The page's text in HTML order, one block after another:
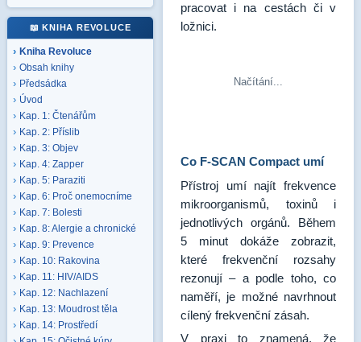
📖 KNIHA REVOLUCE
Kniha Revoluce
Obsah knihy
Předsádka
Úvod
Kap. 1: Čtenářům
Kap. 2: Příslib
Kap. 3: Objev
Kap. 4: Zapper
Kap. 5: Paraziti
Kap. 6: Proč onemocníme
Kap. 7: Bolesti
Kap. 8: Alergie a chronické
Kap. 9: Prevence
Kap. 10: Rakovina
Kap. 11: HIV/AIDS
Kap. 12: Nachlazení
Kap. 13: Moudrost těla
Kap. 14: Prostředí
pracovat i na cestách či v
ložnici.
Načítání...
Co F-SCAN Compact umí
Přístroj umí najít frekvence
mikroorganismů, toxinů i
jednotlivých orgánů. Během
5 minut dokáže zobrazit,
které frekvenční rozsahy
rezonují – a podle toho, co
naměří, je možné navrhnout
cílený frekvenční zásah.
V praxi to znamená, že